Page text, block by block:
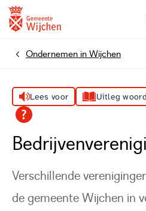
HomeOndernemen in Wijchen
Lees voor Uitleg
Verschillende
de gemeente Wijchen in